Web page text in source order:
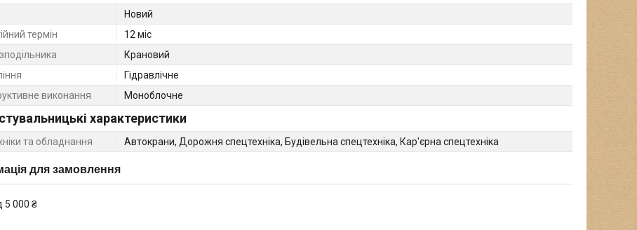
Новий
термін
12 міс
Крановий
Гідравлічне
виконання
Моноблочне
характеристики
та обладнання Автокрани, Дорожня спецтехніка, Будівельна спецтехніка, Кар'єрна спецтехніка
для замовлення
5 000 ₴